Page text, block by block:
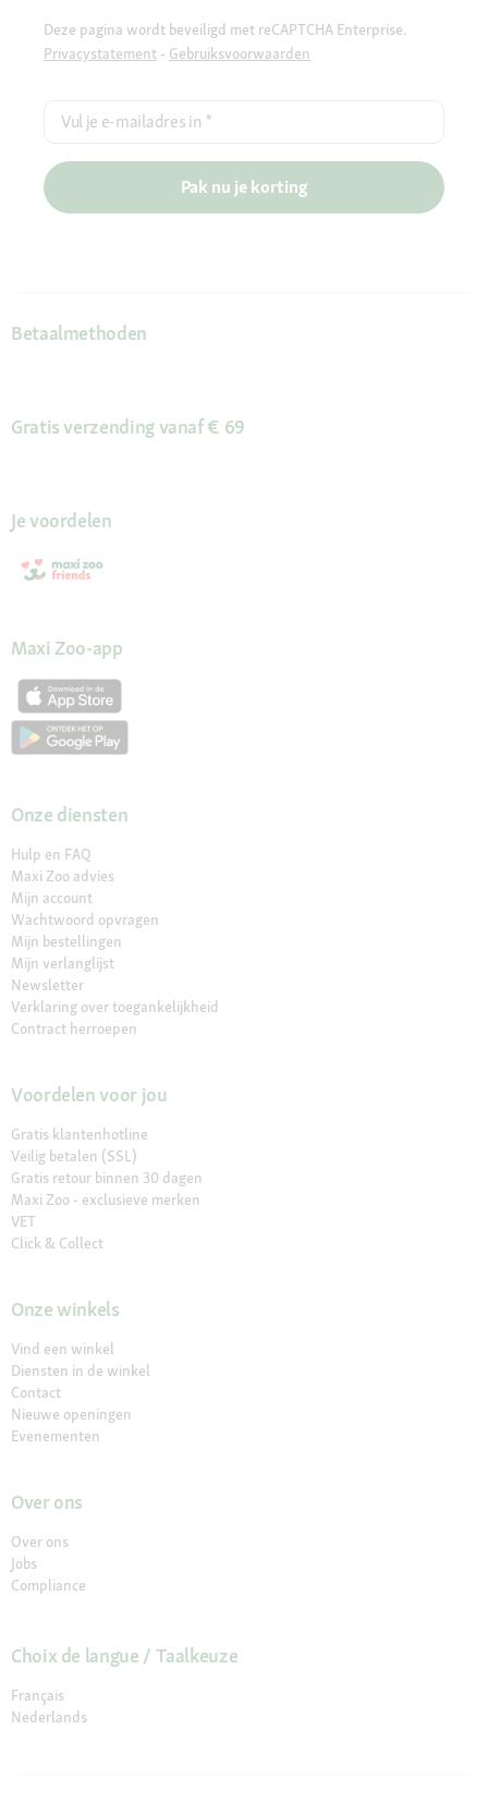
Deze pagina wordt beveiligd met reCAPTCHA Enterprise.
Privacystatement - Gebruiksvoorwaarden
Vul je e-mailadres in *
Pak nu je korting
Betaalmethoden
Gratis verzending vanaf € 69
Je voordelen
Maxi Zoo-app
Onze diensten
Hulp en FAQ
Maxi Zoo advies
Mijn account
Wachtwoord opvragen
Mijn bestellingen
Mijn verlanglijst
Newsletter
Verklaring over toegankelijkheid
Contract herroepen
Voordelen voor jou
Gratis klantenhotline
Veilig betalen (SSL)
Gratis retour binnen 30 dagen
Maxi Zoo - exclusieve merken
VET
Click & Collect
Onze winkels
Vind een winkel
Diensten in de winkel
Contact
Nieuwe openingen
Evenementen
Over ons
Over ons
Jobs
Compliance
Choix de langue / Taalkeuze
Français
Nederlands